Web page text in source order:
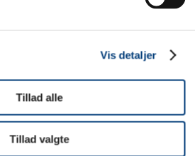
Vis detaljer
Tillad alle
Tillad valgte
samtykke-
tilstand for
sjaelsoe.dk
Denne cookie
af cookies hvis